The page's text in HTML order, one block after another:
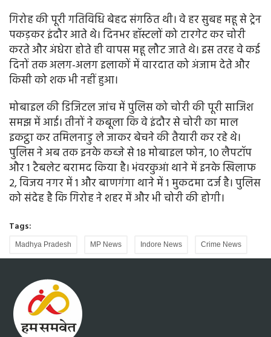
गिरोह की पूरी गतिविधि बेहद संगठित थी। वे हर सुबह महू से ट्रेन
पकड़कर इंदौर आते थे। दिनभर हॉस्टलों को टारगेट कर चोरी
करते और अंधेरा होते ही वापस महू लौट जाते थे। इस तरह वे कई
दिनों तक अलग-अलग इलाकों में वारदात को अंजाम देते और
किसी को शक भी नहीं हुआ।
मोबाइल की डिजिटल जांच में पुलिस को चोरी की पूरी साजिश
समझ में आई। तीनों ने कबूला कि वे इंदौर से चोरी का माल
इकट्ठा कर तमिलनाडु ले जाकर बेचने की तैयारी कर रहे थे।
पुलिस ने अब तक इनके कब्जे से 18 मोबाइल फोन, 10 लैपटॉप
और 1 टैबलेट बरामद किया है। भंवरकुआं थाने में इनके खिलाफ
2, विजय नगर में 1 और बाणगंगा थाने में 1 मुकदमा दर्ज है। पुलिस
को संदेह है कि गिरोह ने शहर में और भी चोरी की होगी।
Tags:
Madhya Pradesh MP News Indore News Crime News